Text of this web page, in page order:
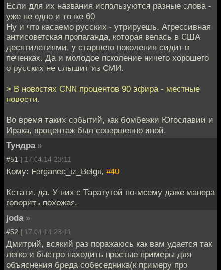
Если для их названия используются разные слова -
уже не одно и то же 60
Ну и что касаемо русских - утрируешь. Агрессивная
антисоветская пропаганда, которая велась в США
десятилетиями, у старшего поколения сидит в
печенках. Да и молодое поколение ничего хорошего
о русских не слышит из СМИ.
> В новостях CNN процентов 90 эфира - местные
новости.
Во время таких событий, как бомбежки Югославии и
Ирака, процентаж был совершенно иной.
Тундра »
#51 | 17.04.14 23:11
Кому: Ferganec_iz_Belgii, #40
Кстати. да. У них с Таратутой по-моему даже манера
говорить похожая.
joda »
#52 | 17.04.14 23:11
Дмитрий, всякий раз поражаюсь как вам удается так
легко и быстро находить простые примеры для
объяснения бреда собеседника(к примеру про